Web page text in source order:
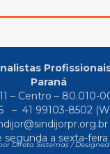
Paraná
– Centro – 80.010-
– 41 99103-8502
a sexta-feira
Direta Sistemas /